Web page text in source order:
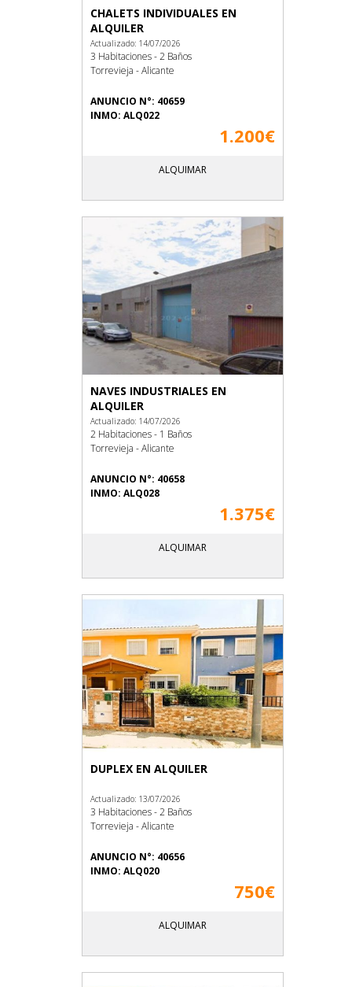
CHALETS INDIVIDUALES EN
ALQUILER
Actualizado: 14/07/2026
3 Habitaciones - 2 Baños
Torrevieja - Alicante
ANUNCIO N°: 40659
INMO: ALQ022
1.200€
ALQUIMAR
NAVES INDUSTRIALES EN
ALQUILER
Actualizado: 14/07/2026
2 Habitaciones - 1 Baños
Torrevieja - Alicante
ANUNCIO N°: 40658
INMO: ALQ028
1.375€
ALQUIMAR
DUPLEX EN ALQUILER
Actualizado: 13/07/2026
3 Habitaciones - 2 Baños
Torrevieja - Alicante
ANUNCIO N°: 40656
INMO: ALQ020
750€
ALQUIMAR